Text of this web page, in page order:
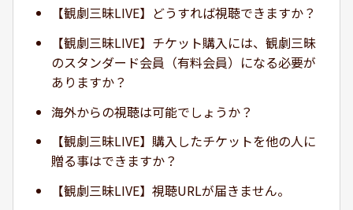
【観劇三昧LIVE】どうすれば視聴できますか？
【観劇三昧LIVE】チケット購入には、観劇三昧
のスタンダード会員（有料会員）になる必要が
ありますか？
海外からの視聴は可能でしょうか？
【観劇三昧LIVE】購入したチケットを他の人に
贈る事はできますか？
【観劇三昧LIVE】視聴URLが届きません。